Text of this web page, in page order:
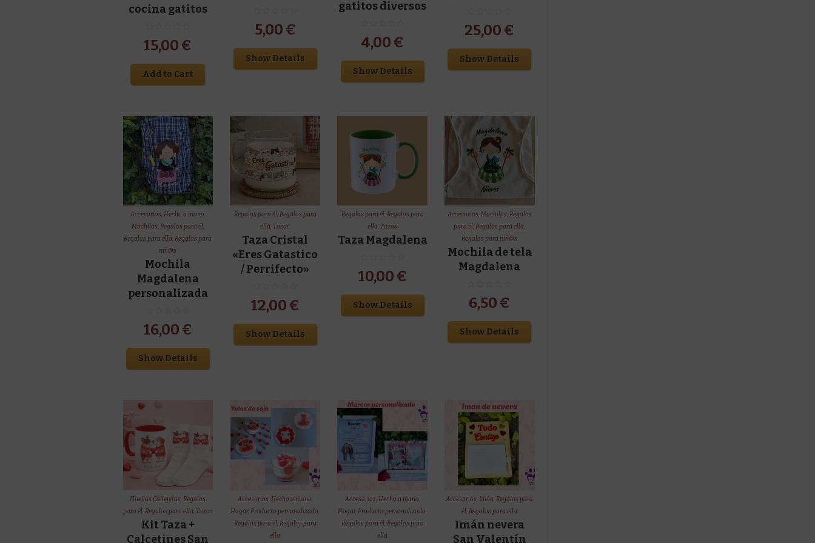
cocina gatitos
15,00 €
Add to Cart
5,00 €
Show Details
gatitos diversos
4,00 €
Show Details
25,00 €
Show Details
Accesorios, Hecho a mano,
Mochilas, Regalos para él,
Regalos para ella,Regalos para
niñ@s
Mochila
Magdalena
personalizada
16,00 €
Show Details
Regalos para él, Regalos para
ella, Tazas
Taza Cristal
«Eres Gatastico
/ Perrifecto»
12,00 €
Show Details
Regalos para él, Regalos para
ella, Tazas
Taza Magdalena
10,00 €
Show Details
Accesorios, Mochilas, Regalos
para él,Regalos para ella,
Regalos para niñ@s
Mochila de tela
Magdalena
6,50 €
Show Details
Huellas Callejeras,Regalos
para él, Regalos para ella, Tazas
Kit Taza +
Calcetines San
Accesorios, Hecho a mano,
Hogar,Producto personalizado,
Regalos para él, Regalos para
ella
Accesorios, Hecho a mano,
Hogar,Producto personalizado,
Regalos para él, Regalos para
ella
Accesorios,Imán,Regalos para
él,Regalos para ella
Imán nevera
San Valentín